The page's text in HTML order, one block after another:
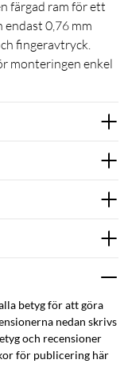
färgad ram för ett
endast 0,76 mm
fingeravtryck.
monteringen enkel
betyg för att göra
nedan skrivs
och recensioner
för publicering här